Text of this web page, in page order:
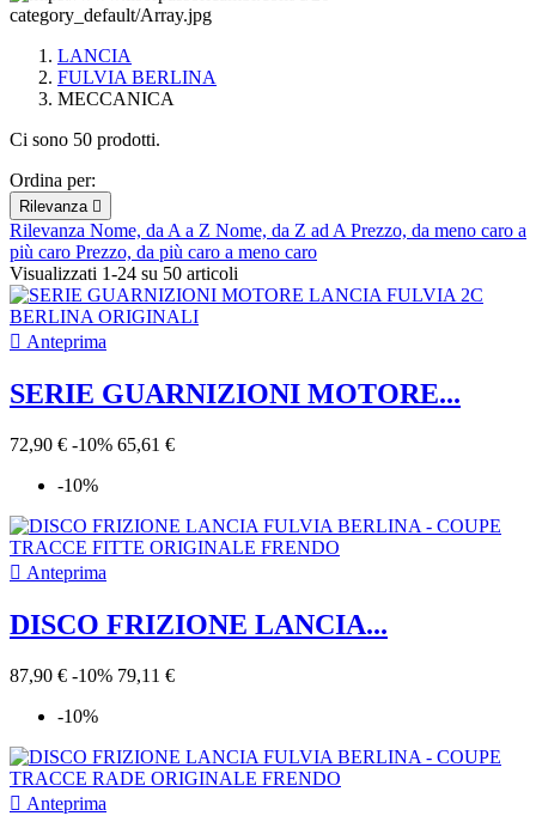
LANCIA
FULVIA BERLINA
MECCANICA
Ci sono 50 prodotti.
Ordina per:
Rilevanza 
Rilevanza Nome, da A a Z Nome, da Z ad A Prezzo, da meno caro a
più caro Prezzo, da più caro a meno caro
Visualizzati 1-24 su 50 articoli
 Anteprima
SERIE GUARNIZIONI MOTORE...
72,90 € -10% 65,61 €
-10%
 Anteprima
DISCO FRIZIONE LANCIA...
87,90 € -10% 79,11 €
-10%
 Anteprima